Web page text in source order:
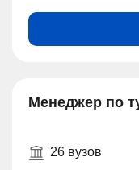
Менеджер по
26 вузов